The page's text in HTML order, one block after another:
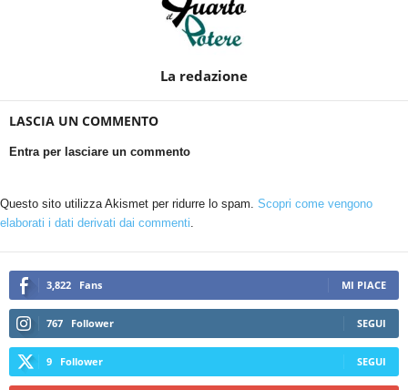
La redazione
LASCIA UN COMMENTO
Entra per lasciare un commento
Questo sito utilizza Akismet per ridurre lo spam. Scopri come vengono
elaborati i dati derivati dai commenti
3,822 Fans MI PIACE
767 Follower SEGUI
9 Follower SEGUI